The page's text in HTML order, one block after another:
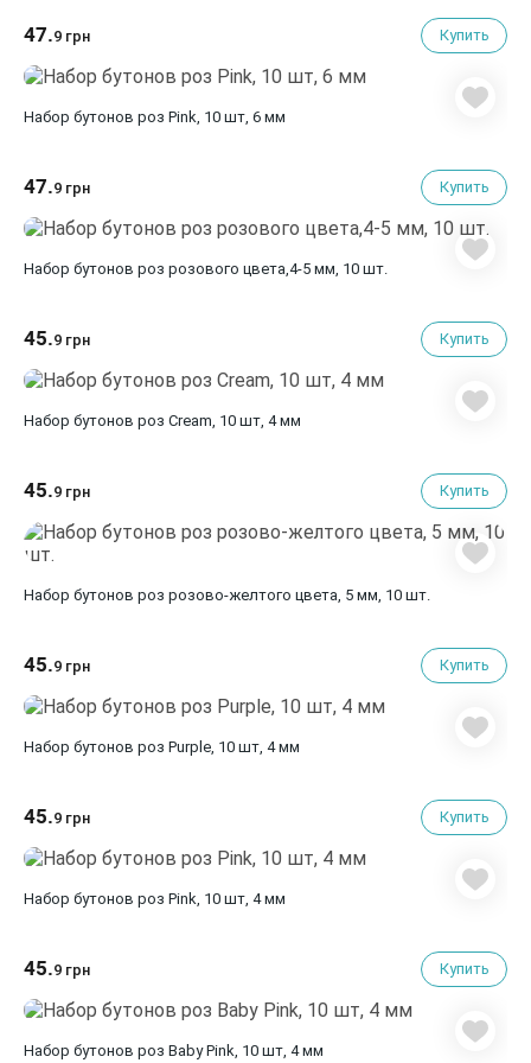
47.9 грн Купить
Набор бутонов роз Pink, 10 шт, 6 мм
47.9 грн Купить
Набор бутонов роз розового цвета,4-5 мм, 10 шт.
45.9 грн Купить
Набор бутонов роз Cream, 10 шт, 4 мм
45.9 грн Купить
Набор бутонов роз розово-желтого цвета, 5 мм, 10 шт.
45.9 грн Купить
Набор бутонов роз Purple, 10 шт, 4 мм
45.9 грн Купить
Набор бутонов роз Pink, 10 шт, 4 мм
45.9 грн Купить
Набор бутонов роз Baby Pink, 10 шт, 4 мм